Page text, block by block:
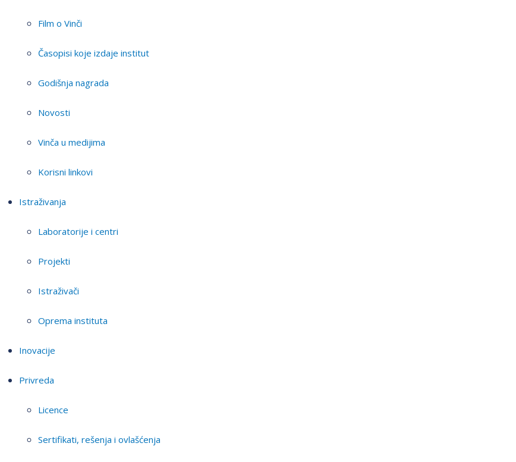
Film o Vinči
Časopisi koje izdaje institut
Godišnja nagrada
Novosti
Vinča u medijima
Korisni linkovi
Istraživanja
Laboratorije i centri
Projekti
Istraživači
Oprema instituta
Inovacije
Privreda
Licence
Sertifikati, rešenja i ovlašćenja